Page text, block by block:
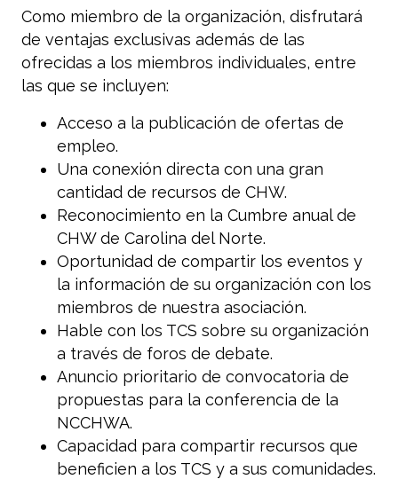
Como miembro de la organización, disfrutará
de ventajas exclusivas además de las
ofrecidas a los miembros individuales, entre
las que se incluyen:
Acceso a la publicación de ofertas de
empleo.
Una conexión directa con una gran
cantidad de recursos de CHW.
Reconocimiento en la Cumbre anual de
CHW de Carolina del Norte.
Oportunidad de compartir los eventos y
la información de su organización con los
miembros de nuestra asociación.
Hable con los TCS sobre su organización
a través de foros de debate.
Anuncio prioritario de convocatoria de
propuestas para la conferencia de la
NCCHWA.
Capacidad para compartir recursos que
beneficien a los TCS y a sus comunidades.